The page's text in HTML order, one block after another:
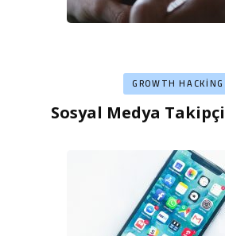
GROWTH HACKING
Sosyal Medya Takipçi